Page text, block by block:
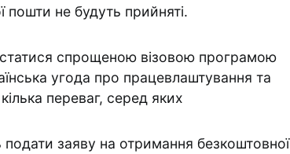
пошти не будуть прийняті.
спрощеною візовою програмою
угода про працевлаштування та
переваг, серед яких
подати заяву на отримання безкоштовної